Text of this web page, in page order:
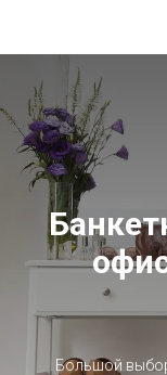
Большой